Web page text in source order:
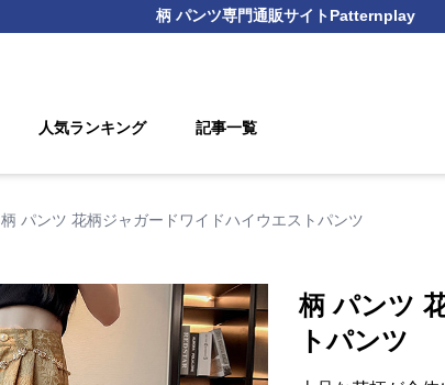
柄 パンツ専門通販サイトPatternplay
人気ランキング 記事一覧
柄 パンツ 花柄ジャガードワイドハイウエストパンツ
柄 パンツ
トパンツ